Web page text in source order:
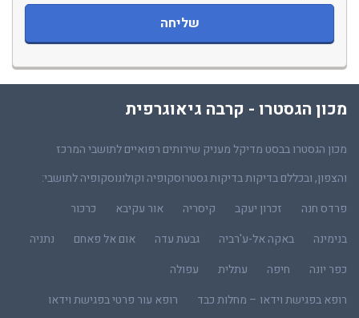
מכון הגסטרו - קרבה גיאוגרפית
מכון הגסטרו בבסט מדיקל מעניק שירותים רפואיים לתושבי המרכז
והצפון, ובכללם בדיקות בדיקות גסטרוסקופיה וקולונוסקופיה לתושבי:
פרדס חנה
זכרון יעקב קיסריה אור עקיבא
כרכור
בנימינה
באקה אל-ע'רביה גבעת עדה אום אל פאחם
נתניה
כפר יונה
חיפה עתלית
עפולה
רופא בפגישת וידאו – מחלות כבד
רופא עור פרטי בפגישת וידאו